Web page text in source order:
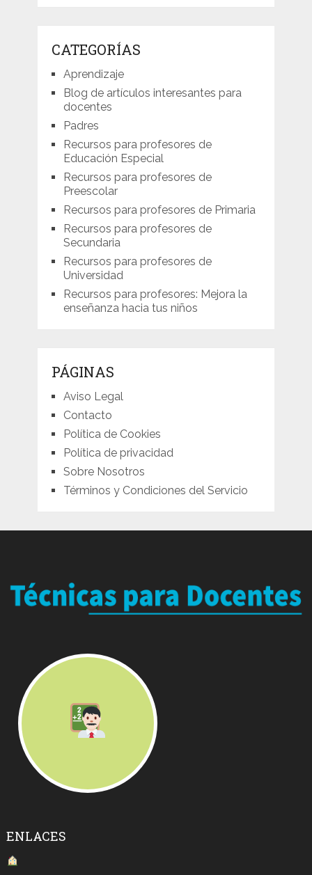
CATEGORÍAS
Aprendizaje
Blog de artículos interesantes para
docentes
Padres
Recursos para profesores de
Educación Especial
Recursos para profesores de
Preescolar
Recursos para profesores de Primaria
Recursos para profesores de
Secundaria
Recursos para profesores de
Universidad
Recursos para profesores: Mejora la
enseñanza hacia tus niños
PÁGINAS
Aviso Legal
Contacto
Política de Cookies
Política de privacidad
Sobre Nosotros
Términos y Condiciones del Servicio
ENLACES